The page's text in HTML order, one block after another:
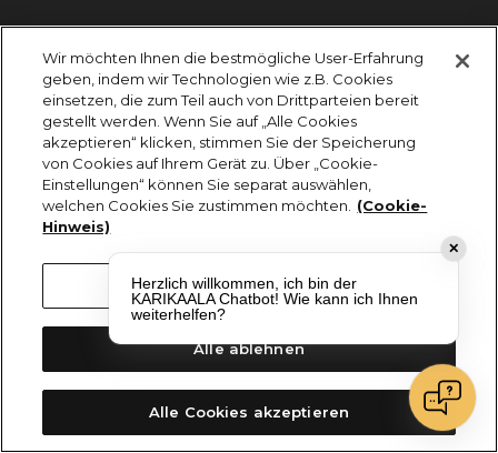
KARIKAALA ©2026 - Saily Food Service GmbH
Alle Rechte vorbehalten
✕
Herzlich willkommen, ich bin der
KARIKAALA Chatbot! Wie kann ich Ihnen
weiterhelfen?
Wir möchten Ihnen die bestmögliche User-Erfahrung
geben, indem wir Technologien wie z.B. Cookies
einsetzen, die zum Teil auch von Drittparteien bereit
gestellt werden. Wenn Sie auf „Alle Cookies
akzeptieren“ klicken, stimmen Sie der Speicherung
von Cookies auf Ihrem Gerät zu. Über „Cookie-
Einstellungen“ können Sie separat auswählen,
welchen Cookies Sie zustimmen möchten.
(Cookie-
Hinweis)
Cookie-Einstellungen
Alle ablehnen
Alle Cookies akzeptieren